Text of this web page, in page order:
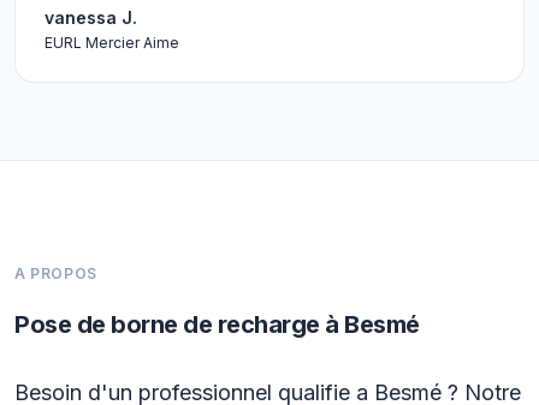
vanessa J.
EURL Mercier Aime
A PROPOS
Pose de borne de recharge à Besmé
Besoin d'un professionnel qualifie a Besmé ? Notre